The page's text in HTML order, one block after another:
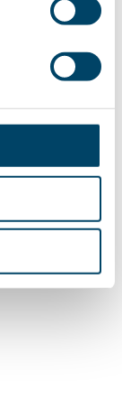
Nutzung als